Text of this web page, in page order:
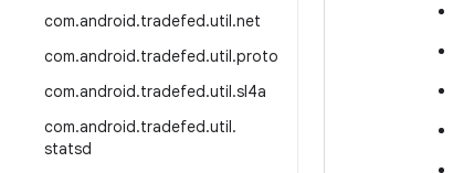
com.android.tradefed.util.net
com.android.tradefed.util.proto
com.android.tradefed.util.sl4a
com.android.tradefed.util.
statsd